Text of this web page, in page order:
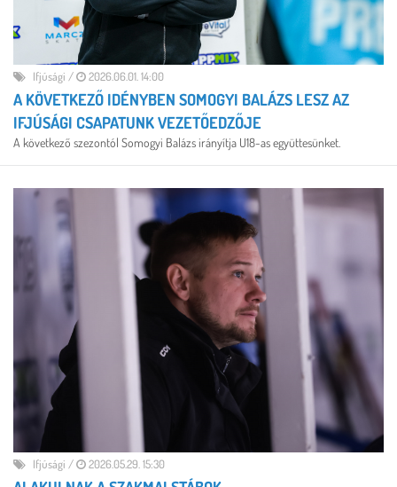
Ifjúsági / 2026.06.01. 14:00
A KÖVETKEZŐ IDÉNYBEN SOMOGYI BALÁZS LESZ AZ
IFJÚSÁGI CSAPATUNK VEZETŐEDZŐJE
A következő szezontól Somogyi Balázs irányítja U18-as együttesünket.
Ifjúsági / 2026.05.29. 15:30